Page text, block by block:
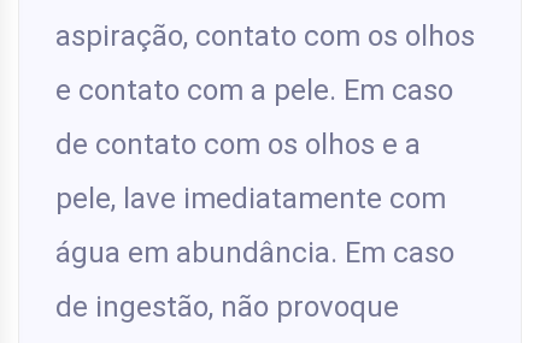
aspiração, contato com os olhos
e contato com a pele. Em caso
de contato com os olhos e a
pele, lave imediatamente com
água em abundância. Em caso
de ingestão, não provoque